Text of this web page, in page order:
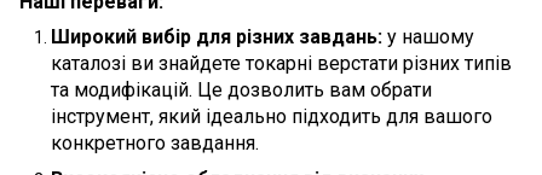
Широкий вибір для різних завдань: у нашому
каталозі ви знайдете токарні верстати різних типів
та модифікацій. Це дозволить вам обрати
інструмент, який ідеально підходить для вашого
конкретного завдання.